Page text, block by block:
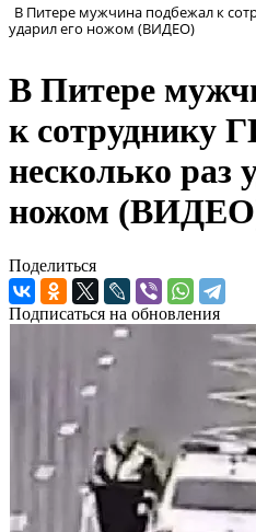
В Питере мужчина подбежал к
ударил его ножом (ВИДЕО)
В Питере
к сотруднику
несколько раз
ножом
Поделиться
Подписаться на обновления